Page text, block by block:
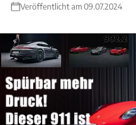
Veröffentlicht am 09.07.2024